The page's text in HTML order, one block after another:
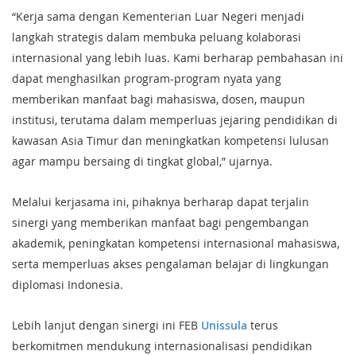
“Kerja sama dengan Kementerian Luar Negeri menjadi
langkah strategis dalam membuka peluang kolaborasi
internasional yang lebih luas. Kami berharap pembahasan ini
dapat menghasilkan program-program nyata yang
memberikan manfaat bagi mahasiswa, dosen, maupun
institusi, terutama dalam memperluas jejaring pendidikan di
kawasan Asia Timur dan meningkatkan kompetensi lulusan
agar mampu bersaing di tingkat global,” ujarnya.
Melalui kerjasama ini, pihaknya berharap dapat terjalin
sinergi yang memberikan manfaat bagi pengembangan
akademik, peningkatan kompetensi internasional mahasiswa,
serta memperluas akses pengalaman belajar di lingkungan
diplomasi Indonesia.
Lebih lanjut dengan sinergi ini FEB Unissula terus
berkomitmen mendukung internasionalisasi pendidikan